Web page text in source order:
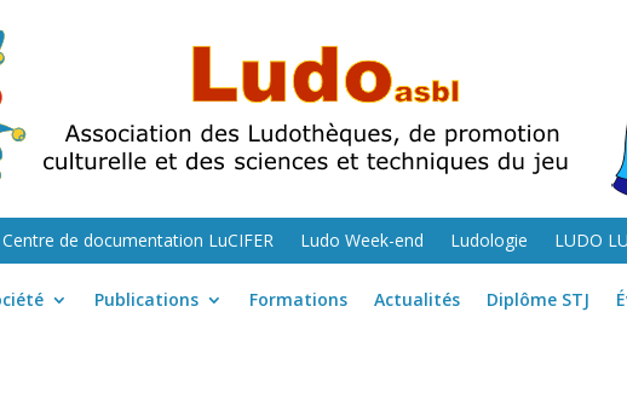
Centre de documentation LuCIFER Ludo Week-end Ludologie LUDO
Publications Formations Actualités Diplôme STJ